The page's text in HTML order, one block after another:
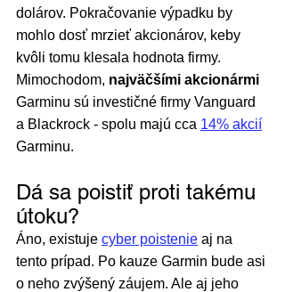
dolárov. Pokračovanie výpadku by
mohlo dosť mrzieť akcionárov, keby
kvôli tomu klesala hodnota firmy.
Mimochodom, najväčšími akcionármi
Garminu sú investičné firmy Vanguard
a Blackrock - spolu majú cca 14% akcií
Garminu.
Dá sa poistiť proti takému
útoku?
Áno, existuje cyber poistenie aj na
tento prípad. Po kauze Garmin bude asi
o neho zvýšený záujem. Ale aj jeho